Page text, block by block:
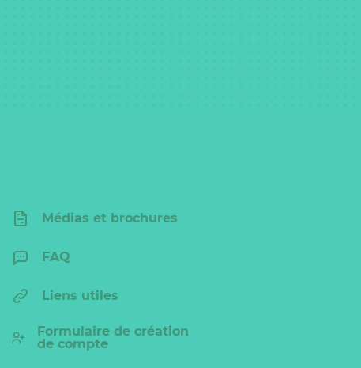
Médias et brochures
FAQ
Liens utiles
Formulaire de création
de compte